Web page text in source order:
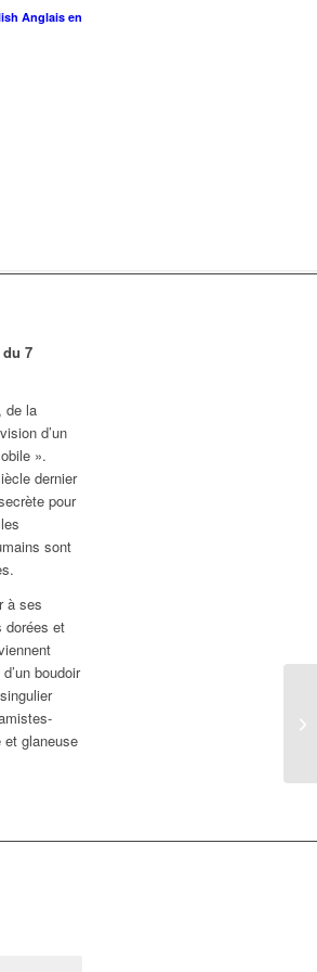
Anglais en
7
de la
d’un
».
dernier
pour
sont
à ses
dorées et
boudoir
et glaneuse